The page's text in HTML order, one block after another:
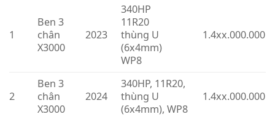
1
Ben 3
chân
X3000
2023
340HP
11R20
thùng U
(6x4mm)
WP8
1.4xx.000.000
2
Ben 3
chân
X3000
2024
340HP, 11R20,
thùng U
(6x4mm), WP8
1.4xx.000.000